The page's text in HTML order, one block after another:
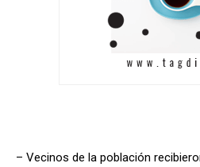
– Vecinos de la población